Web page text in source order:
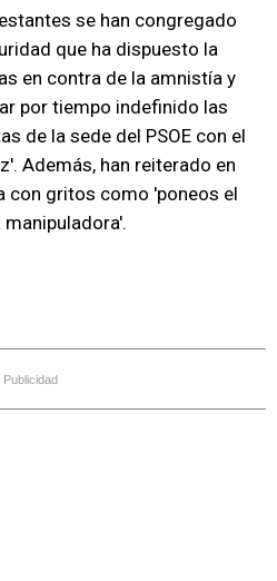
se han congregado
que ha dispuesto la
en contra de la amnistía y
por tiempo indefinido las
de la sede del PSOE con el
Además, han reiterado en
con gritos como 'poneos el
Publicidad